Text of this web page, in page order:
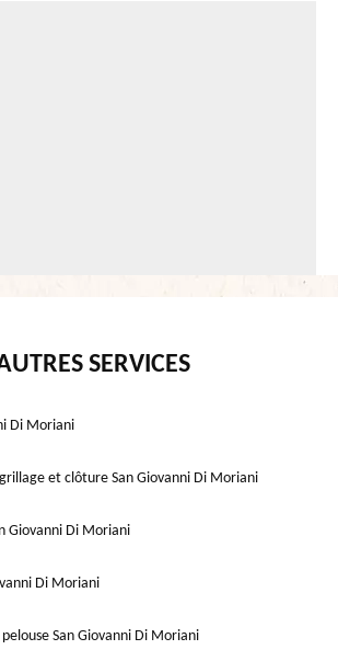
SERVICES
Di Moriani
et clôture San Giovanni Di Moriani
Giovanni Di Moriani
Di Moriani
San Giovanni Di Moriani